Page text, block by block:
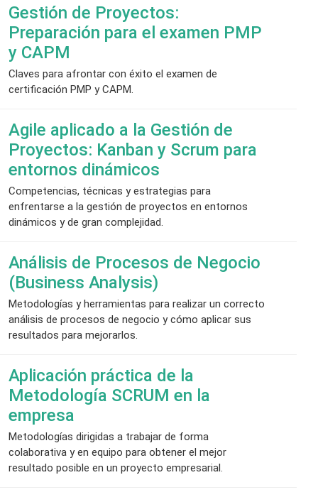
Gestión de Proyectos:
Preparación para el examen PMP
y CAPM
Claves para afrontar con éxito el examen de
certificación PMP y CAPM.
Agile aplicado a la Gestión de
Proyectos: Kanban y Scrum para
entornos dinámicos
Competencias, técnicas y estrategias para
enfrentarse a la gestión de proyectos en entornos
dinámicos y de gran complejidad.
Análisis de Procesos de Negocio
(Business Analysis)
Metodologías y herramientas para realizar un correcto
análisis de procesos de negocio y cómo aplicar sus
resultados para mejorarlos.
Aplicación práctica de la
Metodología SCRUM en la
empresa
Metodologías dirigidas a trabajar de forma
colaborativa y en equipo para obtener el mejor
resultado posible en un proyecto empresarial.